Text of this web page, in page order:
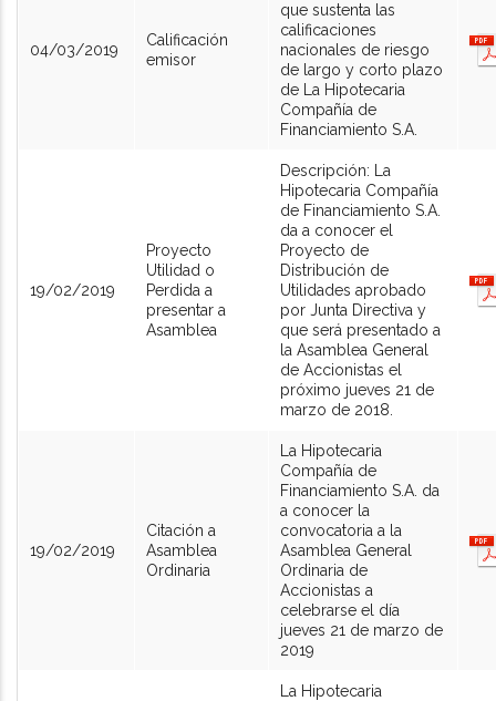
04/03/2019
Calificación
emisor
que sustenta las
calificaciones
nacionales de riesgo
de largo y corto plazo
de La Hipotecaria
Compañía de
Financiamiento S.A.
19/02/2019
Proyecto
Utilidad o
Perdida a
presentar a
Asamblea
Descripción: La
Hipotecaria Compañía
de Financiamiento S.A.
da a conocer el
Proyecto de
Distribución de
Utilidades aprobado
por Junta Directiva y
que será presentado a
la Asamblea General
de Accionistas el
próximo jueves 21 de
marzo de 2018.
19/02/2019
Citación a
Asamblea
Ordinaria
La Hipotecaria
Compañía de
Financiamiento S.A. da
a conocer la
convocatoria a la
Asamblea General
Ordinaria de
Accionistas a
celebrarse el día
jueves 21 de marzo de
2019
La Hipotecaria